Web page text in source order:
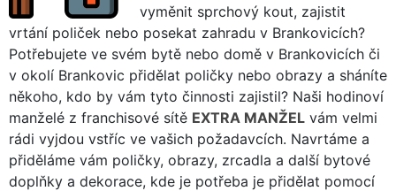
vyměnit sprchový kout, zajistit
vrtání poliček nebo posekat zahradu v Brankovicích?
Potřebujete ve svém bytě nebo domě v Brankovicích či
v okolí Brankovic přidělat poličky nebo obrazy a sháníte
někoho, kdo by vám tyto činnosti zajistil? Naši hodinoví
manželé z franchisové sítě EXTRA MANŽEL vám velmi
rádi vyjdou vstříc ve vašich požadavcích. Navrtáme a
přiděláme vám poličky, obrazy, zrcadla a další bytové
doplňky a dekorace, kde je potřeba je přidělat pomocí